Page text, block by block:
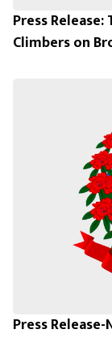
Press
Climbers on
Press